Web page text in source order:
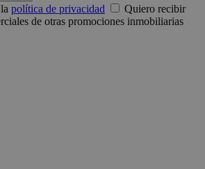
política de privacidad
Quiero recibir
de otras promociones inmobiliarias